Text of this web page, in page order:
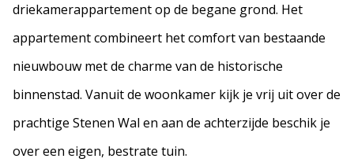
driekamerappartement op de begane grond. Het
appartement combineert het comfort van bestaande
nieuwbouw met de charme van de historische
binnenstad. Vanuit de woonkamer kijk je vrij uit over de
prachtige Stenen Wal en aan de achterzijde beschik je
over een eigen, bestrate tuin.